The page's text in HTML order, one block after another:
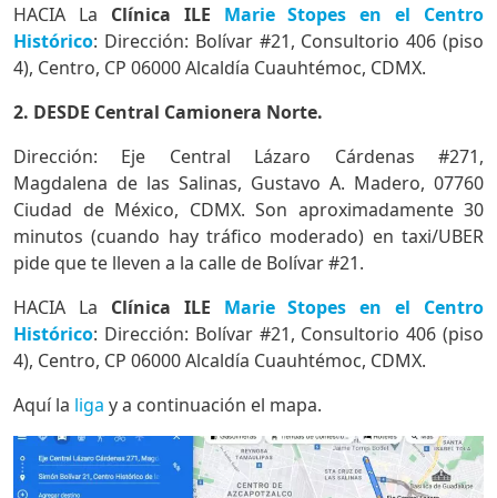
HACIA La Clínica ILE Marie Stopes en el Centro
Histórico: Dirección: Bolívar #21, Consultorio 406 (piso
4), Centro, CP 06000 Alcaldía Cuauhtémoc, CDMX.
2. DESDE Central Camionera Norte.
Dirección: Eje Central Lázaro Cárdenas #271,
Magdalena de las Salinas, Gustavo A. Madero, 07760
Ciudad de México, CDMX. Son aproximadamente 30
minutos (cuando hay tráfico moderado) en taxi/UBER
pide que te lleven a la calle de Bolívar #21.
HACIA La Clínica ILE Marie Stopes en el Centro
Histórico: Dirección: Bolívar #21, Consultorio 406 (piso
4), Centro, CP 06000 Alcaldía Cuauhtémoc, CDMX.
Aquí la liga y a continuación el mapa.